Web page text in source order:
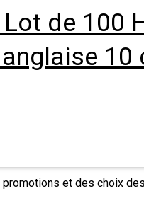
de 100
et des choix